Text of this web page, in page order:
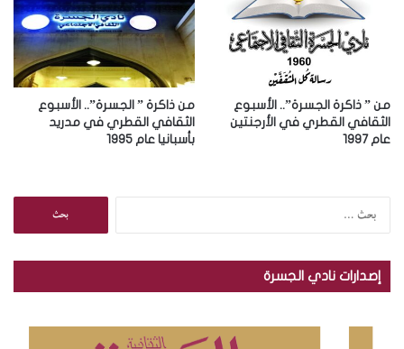
من ” ذاكرة الجسرة”.. الأسبوع
الثقافي القطري في الأرجنتين
عام 1997
من ذاكرة ” الجسرة”.. الأسبوع
الثقافي القطري في مدريد
بأسبانيا عام 1995
ح
:
إصدارات نادي الجسرة